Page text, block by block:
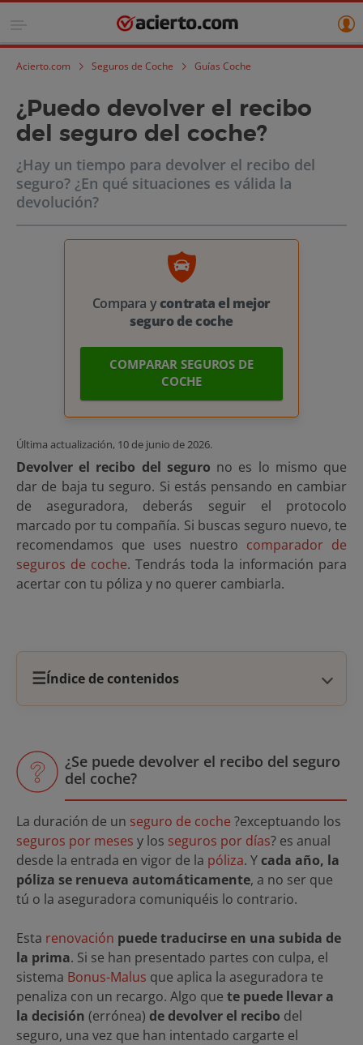
Acierto.com Seguros de Coche Guías Coche
¿Puedo devolver el recibo
del seguro del coche?
¿Hay un tiempo para devolver el recibo del
seguro? ¿En qué situaciones es válida la
devolución?
Compara ycontrata el mejor
seguro de coche
COMPARAR SEGUROS DE
COCHE
Última actualización, 10 de junio de 2026.
Devolver el recibo del seguro no es lo mismo que
dar de baja tu seguro. Si estás pensando en cambiar
de aseguradora, deberás seguir el protocolo
marcado por tu compañía. Si buscas seguro nuevo, te
recomendamos que uses nuestro comparador de
seguros de coche. Tendrás toda la información para
acertar con tu póliza y no querer cambiarla.
☰Índice de contenidos
¿Se puede devolver el recibo del seguro
del coche?
La duración de un seguro de coche ?exceptuando los
seguros por meses y los seguros por días? es anual
desde la entrada en vigor de la póliza. Ycada año, la
póliza se renueva automáticamente, a no ser que
tú o la aseguradora comuniquéis lo contrario.
Esta renovación puede traducirse en una subida de
la prima. Si se han presentado partes con culpa, el
sistema Bonus-Malus que aplica la aseguradora te
penaliza con un recargo. Algo que te puede llevar a
la decisión (errónea) de devolver el recibo del
seguro, una vez que han intentado cargarte el